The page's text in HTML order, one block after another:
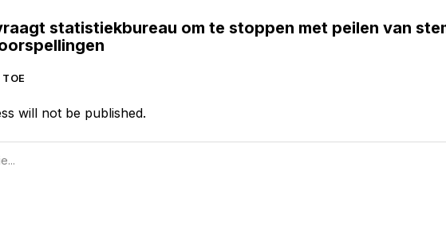
statistiekbureau om te stoppen met peilen van
TOE
will not be published.